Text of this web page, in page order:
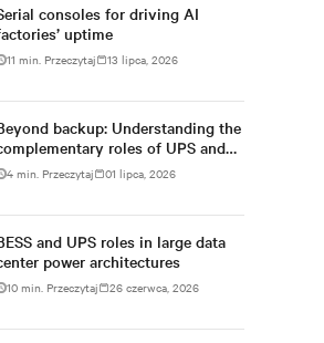
consoles for driving AI
uptime
11 min. Przeczytaj 13 lipca, 2026
backup: Understanding the
roles of UPS and
4 min. Przeczytaj 01 lipca, 2026
and UPS roles in large data
power architectures
10 min. Przeczytaj 26 czerwca, 2026